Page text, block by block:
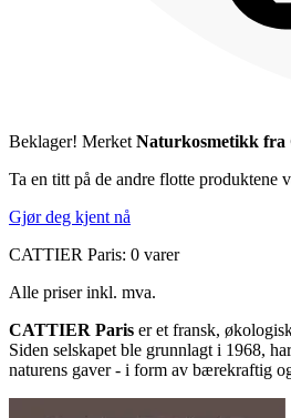
Beklager! Merket Naturkosmetikk
Ta en titt på de andre flotte produktene
Gjør deg kjent nå
CATTIER Paris: 0 varer
Alle priser inkl. mva.
CATTIER Paris er et fransk,
Siden selskapet ble grunnlagt i 1968,
naturens gaver - i form av bærekraftig